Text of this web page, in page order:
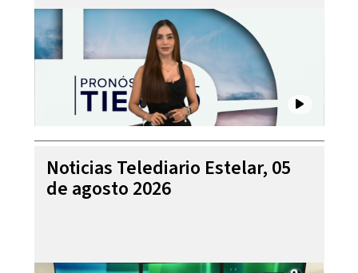
Noticias Telediario Estelar, 05
de agosto 2026